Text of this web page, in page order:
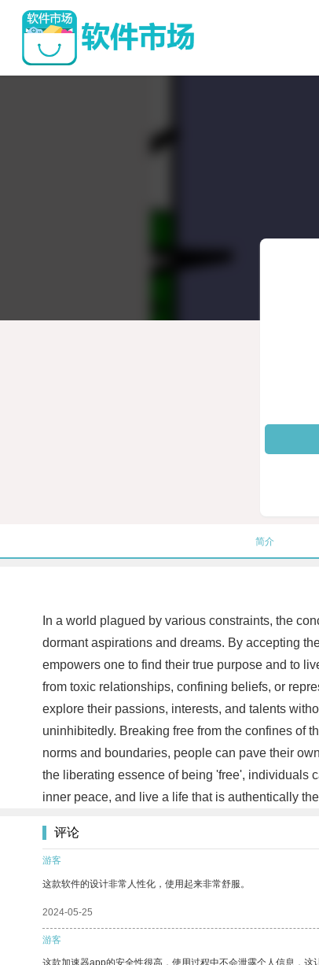
简介
In a world plagued by various constraints, the
dormant aspirations and dreams. By accepting
empowers one to find their true purpose and to
from toxic relationships, confining beliefs, or
explore their passions, interests, and talents
uninhibitedly. Breaking free from the confines of
norms and boundaries, people can pave their
the liberating essence of being 'free', individuals
inner peace, and live a life that is authentically
评论
游客
这款软件的设计非常人性化，使用起来非常舒服。
2024-05-25
游客
这款加速器app的安全性很高，使用过程中不会泄露个人信息，